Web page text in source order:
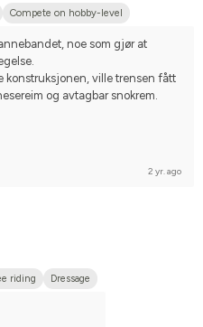
Compete on hobby-level
noe som gjør at
konstruksjonen, ville trensen fått
og avtagbar snokrem.
2 yr. ago
riding Dressage